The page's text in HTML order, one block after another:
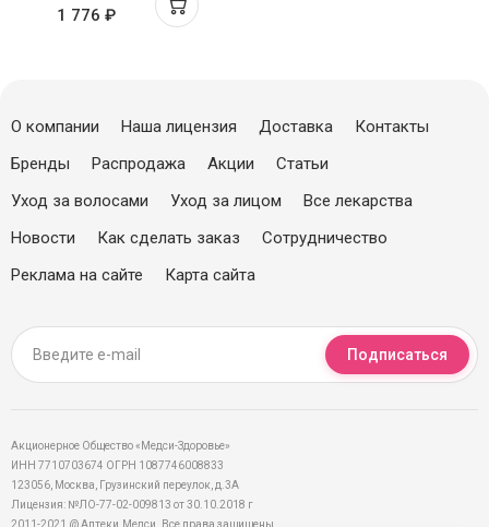
1 776 ₽
О компании Наша лицензия Доставка
Контакты
Бренды
Распродажа Акции
Статьи
Уход за волосами
Уход за лицом
Все лекарства
Новости
Как сделать заказ
Сотрудничество
Реклама на сайте
Карта сайта
Подписаться
Акционерное Общество «Медси-Здоровье»
ИНН 7710703674 ОГРН 1087746008833
123056, Москва, Грузинский переулок, д.3А
Лицензия: №ЛО-77-02-009813 от 30.10.2018 г
2011-2021 @ Аптеки.Медси. Все права защищены